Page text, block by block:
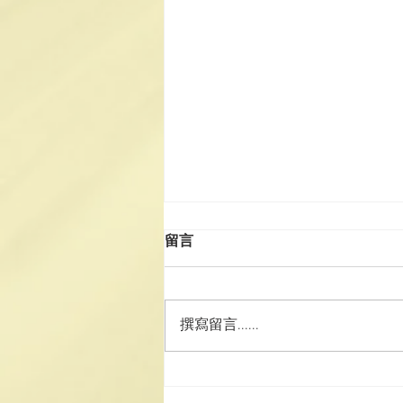
2025年科儀班(第二期)
留言
撰寫留言......